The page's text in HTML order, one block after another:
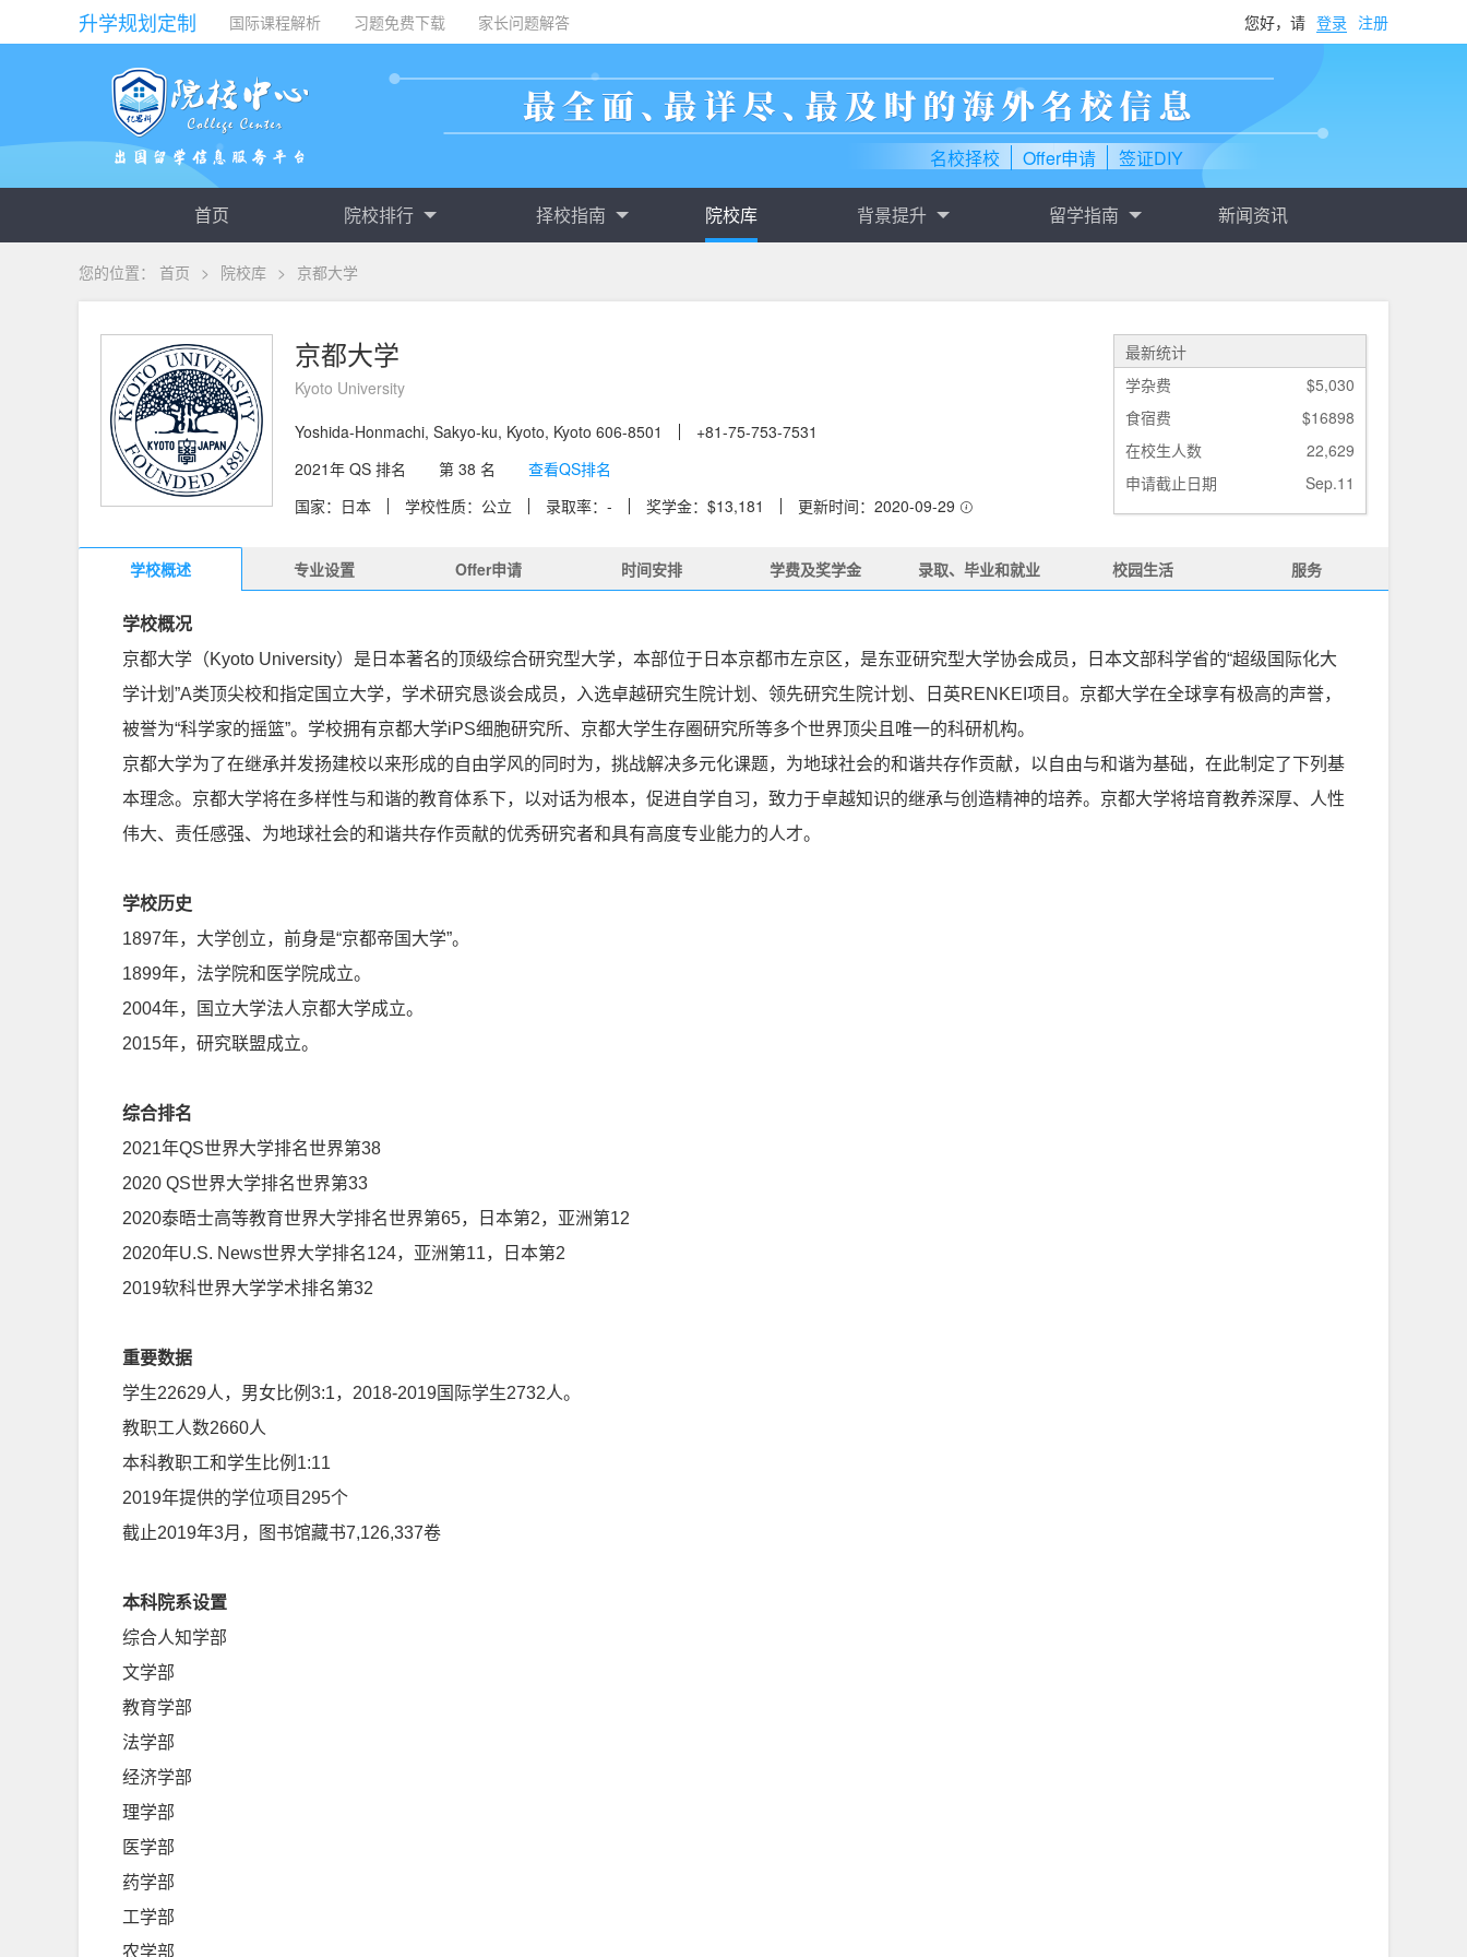
升学规划定制 国际课程解析 习题免费下载 家长问题解答 您好，请 登录 注册
名校择校 Offer申请 签证DIY
首页 院校排行 择校指南 院校库 背景提升 留学指南 新闻资讯
您的位置： 首页 > 院校库 > 京都大学
京都大学
Kyoto University
Yoshida-Honmachi, Sakyo-ku, Kyoto, Kyoto 606-8501
+81-75-753-7531
2021年 QS 排名
第 38 名
查看QS排名
国家：日本
学校性质：公立 录取率：- 奖学金：$13,181 更新时间：2020-09-29
最新统计
学杂费
$5,030
食宿费
$16898
在校生人数
22,629
申请截止日期
Sep.11
学校概述 专业设置 Offer申请 时间安排 学费及奖学金 录取、毕业和就业 校园生活 服务
学校概况
京都大学（Kyoto University）是日本著名的顶级综合研究型大学，本部位于日本京都市左京区，是东亚研究型大学协会成员，日本文部科学省的“超级国际化大
学计划”A类顶尖校和指定国立大学，学术研究恳谈会成员，入选卓越研究生院计划、领先研究生院计划、日英RENKEI项目。京都大学在全球享有极高的声誉，
被誉为“科学家的摇篮”。学校拥有京都大学iPS细胞研究所、京都大学生存圈研究所等多个世界顶尖且唯一的科研机构。
京都大学为了在继承并发扬建校以来形成的自由学风的同时为，挑战解决多元化课题，为地球社会的和谐共存作贡献，以自由与和谐为基础，在此制定了下列基
本理念。京都大学将在多样性与和谐的教育体系下，以对话为根本，促进自学自习，致力于卓越知识的继承与创造精神的培养。京都大学将培育教养深厚、人性
伟大、责任感强、为地球社会的和谐共存作贡献的优秀研究者和具有高度专业能力的人才。
学校历史
1897年，大学创立，前身是“京都帝国大学”。
1899年，法学院和医学院成立。
2004年，国立大学法人京都大学成立。
2015年，研究联盟成立。
综合排名
2021年QS世界大学排名世界第38
2020 QS世界大学排名世界第33
2020泰晤士高等教育世界大学排名世界第65，日本第2，亚洲第12
2020年U.S. News世界大学排名124，亚洲第11，日本第2
2019软科世界大学学术排名第32
重要数据
学生22629人，男女比例3:1，2018-2019国际学生2732人。
教职工人数2660人
本科教职工和学生比例1:11
2019年提供的学位项目295个
截止2019年3月，图书馆藏书7,126,337卷
本科院系设置
综合人知学部
文学部
教育学部
法学部
经济学部
理学部
医学部
药学部
工学部
农学部